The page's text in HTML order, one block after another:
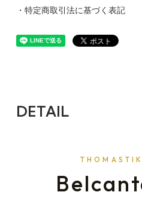
・特定商取引法に基づく表記
DETAIL